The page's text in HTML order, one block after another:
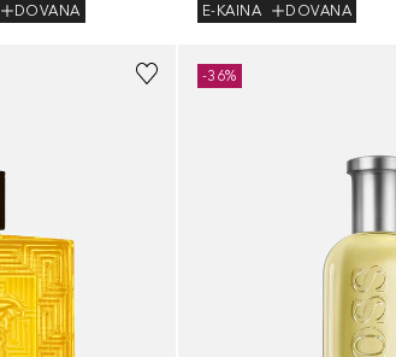
DOVANA
E-KAINA
DOVANA
-36%